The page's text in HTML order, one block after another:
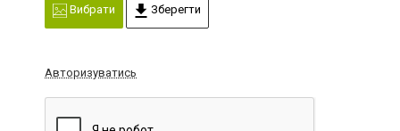
Вибрати
Зберегти
Авторизуватись